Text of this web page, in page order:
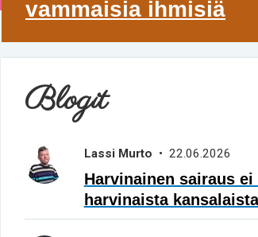
vammaisia ihmisiä
Blogit
Lassi Murto • 22.06.2026
Harvinainen sairaus
harvinaista kansalaista